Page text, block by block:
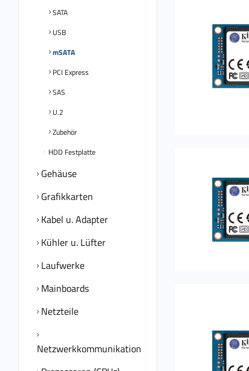
SATA
USB
mSATA
PCI Express
SAS
U.2
Zubehör
HDD Festplatte
Gehäuse
Grafikkarten
Kabel u. Adapter
Kühler u. Lüfter
Laufwerke
Mainboards
Netzteile
Netzwerkkommunikation